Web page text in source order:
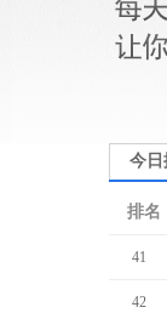
今日
排名
41
42